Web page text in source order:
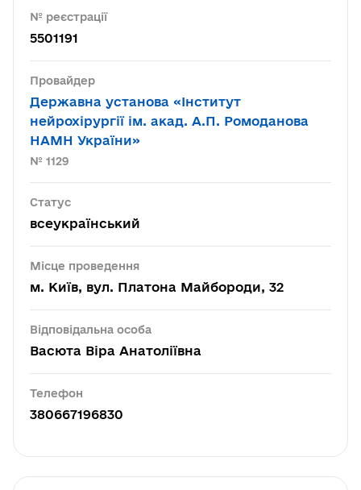
№ реєстрації
5501191
Провайдер
Державна установа «Інститут
нейрохірургії ім. акад. А.П. Ромоданова
НАМН України»
№ 1129
Статус
всеукраїнський
Місце проведення
м. Київ, вул. Платона Майбороди, 32
Відповідальна особа
Васюта Віра Анатоліївна
Телефон
380667196830